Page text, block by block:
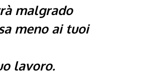
malgrado
meno ai tuoi
lavoro.